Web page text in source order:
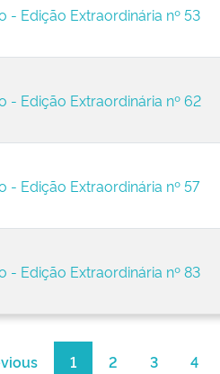
- Edição Extraordinária nº 53
- Edição Extraordinária nº 62
- Edição Extraordinária nº 57
- Edição Extraordinária nº 83
1 2 3 4